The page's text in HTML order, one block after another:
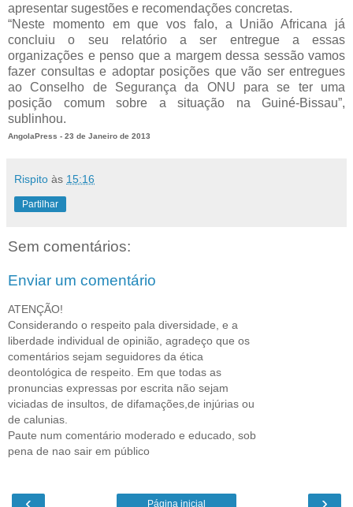
apresentar sugestões e recomendações concretas.
“Neste momento em que vos falo, a União Africana já
concluiu o seu relatório a ser entregue a essas
organizações e penso que a margem dessa sessão vamos
fazer consultas e adoptar posições que vão ser entregues
ao Conselho de Segurança da ONU para se ter uma
posição comum sobre a situação na Guiné-Bissau”,
sublinhou.
AngolaPress - 23 de Janeiro de 2013
Rispito às 15:16
Partilhar
Sem comentários:
Enviar um comentário
ATENÇÃO!
Considerando o respeito pala diversidade, e a
liberdade individual de opinião, agradeço que os
comentários sejam seguidores da ética
deontológica de respeito. Em que todas as
pronuncias expressas por escrita não sejam
viciadas de insultos, de difamações,de injúrias ou
de calunias.
Paute num comentário moderado e educado, sob
pena de nao sair em público
Página inicial